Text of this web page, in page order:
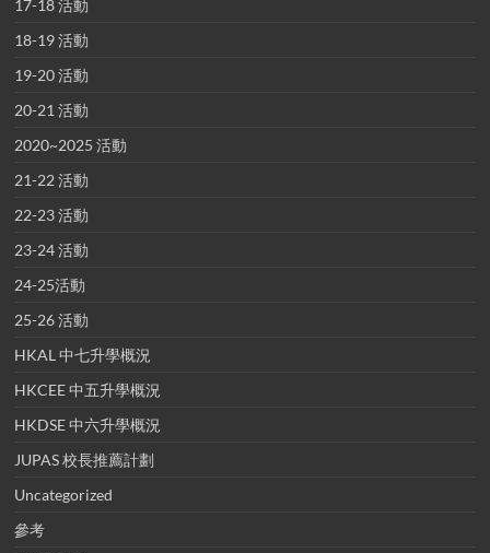
17-18 活動
18-19 活動
19-20 活動
20-21 活動
2020~2025 活動
21-22 活動
22-23 活動
23-24 活動
24-25活動
25-26 活動
HKAL 中七升學概況
HKCEE 中五升學概況
HKDSE 中六升學概況
JUPAS 校長推薦計劃
Uncategorized
參考